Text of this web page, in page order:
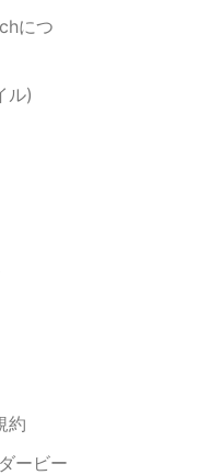
につ
ル)
約
ービー